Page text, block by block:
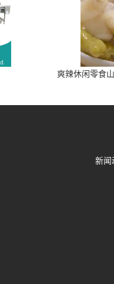
爽辣休闲零食
新闻